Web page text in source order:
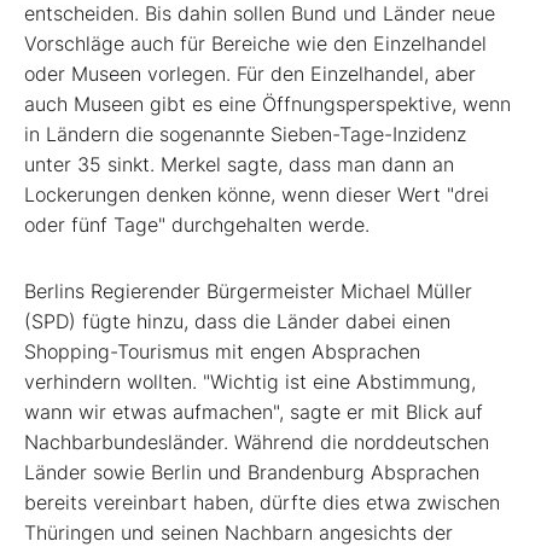
entscheiden. Bis dahin sollen Bund und Länder neue
Vorschläge auch für Bereiche wie den Einzelhandel
oder Museen vorlegen. Für den Einzelhandel, aber
auch Museen gibt es eine Öffnungsperspektive, wenn
in Ländern die sogenannte Sieben-Tage-Inzidenz
unter 35 sinkt. Merkel sagte, dass man dann an
Lockerungen denken könne, wenn dieser Wert "drei
oder fünf Tage" durchgehalten werde.
Berlins Regierender Bürgermeister Michael Müller
(SPD) fügte hinzu, dass die Länder dabei einen
Shopping-Tourismus mit engen Absprachen
verhindern wollten. "Wichtig ist eine Abstimmung,
wann wir etwas aufmachen", sagte er mit Blick auf
Nachbarbundesländer. Während die norddeutschen
Länder sowie Berlin und Brandenburg Absprachen
bereits vereinbart haben, dürfte dies etwa zwischen
Thüringen und seinen Nachbarn angesichts der